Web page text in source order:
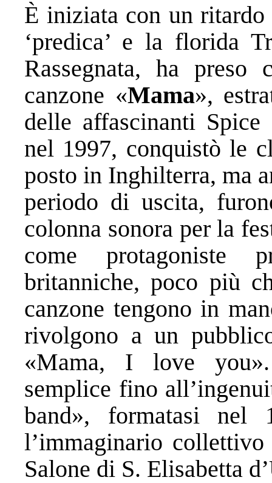
È iniziata con un
‘predica’ e la florida
Rassegnata, ha
canzone «Mama»,
delle affascinanti
nel 1997, conquistò le
posto in Inghilterra, ma
periodo di uscita,
colonna sonora per la
come protagoniste
britanniche, poco più
canzone tengono in
rivolgono a un
«Mama, I love
semplice fino
band», formatasi nel
l’immaginario
Salone di S. Elisabetta